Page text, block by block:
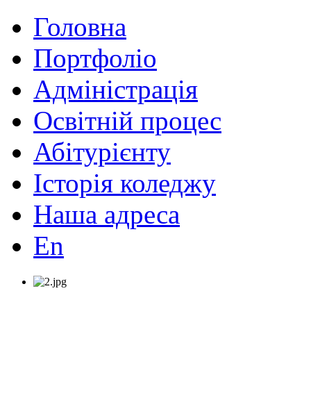
Головна
Портфоліо
Адміністрація
Освітній процес
Абітурієнту
Історія коледжу
Наша адреса
En